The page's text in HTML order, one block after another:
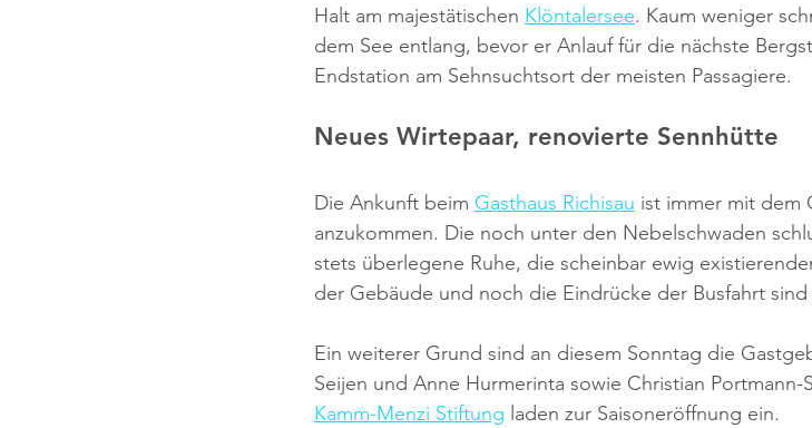
Halt am majestätischen Klöntalersee. Kaum weniger
dem See entlang, bevor er Anlauf für die nächste
Endstation am Sehnsuchtsort der meisten Passagiere.
Neues Wirtepaar, renovierte Sennhütte
Die Ankunft beim Gasthaus Richisau ist immer mit dem
anzukommen. Die noch unter den Nebelschwaden
stets überlegene Ruhe, die scheinbar ewig
der Gebäude und noch die Eindrücke der Busfahrt
Ein weiterer Grund sind an diesem Sonntag die
Seijen und Anne Hurmerinta sowie Christian
Kamm-Menzi Stiftung laden zur Saisoneröffnung ein.